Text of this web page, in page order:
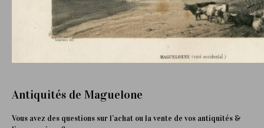
Antiquités de Maguelone
Vous avez des questions sur l’achat ou la vente de vos antiquités &